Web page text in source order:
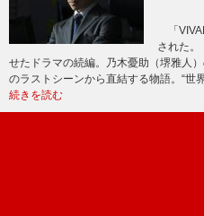
「
された
せたドラマの続編。乃木憂助（堺雅人
のラストシーンから直結する物語。“世
続きを読む